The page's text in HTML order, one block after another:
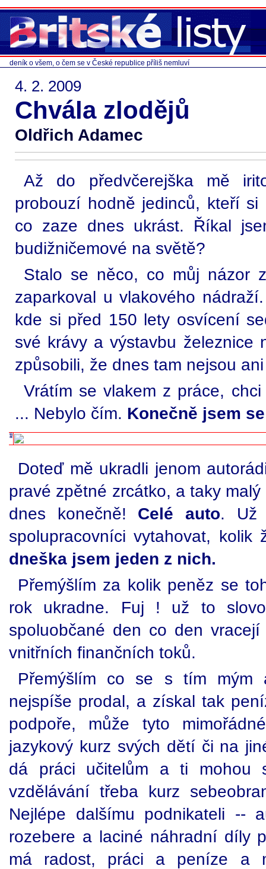
deník o všem, o čem se v České republice příliš nemluví
4. 2. 2009
Chvála zlodějů
Oldřich Adamec
Až do předvčerejška mě
probouzí hodně jedinců, kteří
co zaze dnes ukrást. Říkal
budižničemové na světě?
Stalo se něco, co můj názor
zaparkoval u vlakového
kde si před 150 lety osvícení
své krávy a výstavbu železnice
způsobili, že dnes tam nejsou
Vrátím se vlakem z práce,
... Nebylo čím. Konečně jsem
Doteď mě ukradli jenom
pravé zpětné zrcátko, a taky
dnes konečně! Celé auto. Už
spolupracovníci vytahovat,
dneška jsem jeden z nich.
Přemýšlím za kolik peněz se
rok ukradne. Fuj ! už to
spoluobčané den co den
vnitřních finančních toků.
Přemýšlím co se s tím mým
nejspíše prodal, a získal tak
podpoře, může tyto
jazykový kurz svých dětí či na
dá práci učitelům a ti mohou
vzdělávání třeba kurz
Nejlépe dalšímu podnikateli --
rozebere a laciné náhradní díly
má radost, práci a peníze a